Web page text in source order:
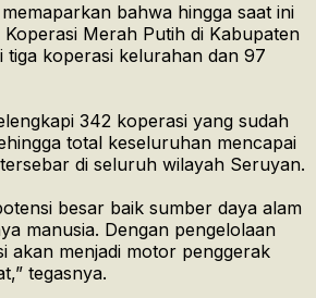
bahwa hingga saat ini
Merah Putih di Kabupaten
tiga koperasi kelurahan dan 97
342 koperasi yang sudah
total keseluruhan mencapai
di seluruh wilayah Seruyan.
besar baik sumber daya alam
manusia. Dengan pengelolaan
akan menjadi motor penggerak
tegasnya.